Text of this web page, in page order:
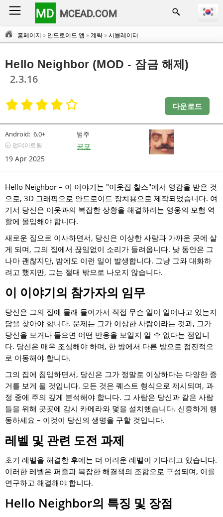
MD MCEAD.COM
홈페이지 » 안드로이드 앱 »계략»시뮬레이터
Hello Neighbor (MOD - 잠금 해제)
2.3.16
다운로드
Android: 6.0+
🕣 업데이트됨
19 Apr 2025
범주
공포
Hello Neighbor – 이 이야기는 "이웃집 찰스"에서 영감을 받은 것
으로, 3D 그래픽으로 안드로이드 장치용으로 제작되었습니다. 여
기서 당신은 이웃과의 복잡한 상황을 해결하려는 영웅의 모험 역
할에 몰입해야 합니다.
새로운 집으로 이사하면서, 당신은 이상한 사람과 가까운 곳에 살
게 되며, 그의 집에서 끊임없이 소리가 들려옵니다. 낮 동안은 그
나마 괜찮지만, 밤에도 이런 일이 발생합니다. 그냥 그와 대화하
려고 했지만, 그는 절대 밖으로 나오지 않습니다.
이 이야기의 참가자의 임무
당신은 그의 집에 몰래 들어가서 직접 무슨 일이 일어나고 있는지
답을 찾아야 합니다. 문제는 그가 이상한 사람이라는 것과, 그가
당신을 보거나 들으면 어떤 반응을 보일지 알 수 없다는 점입니
다. 당신은 매우 조심해야 하며, 한 방에서 다른 방으로 점진적으
로 이동해야 합니다.
그의 집에 침입하면서, 당신은 그가 정말로 이상하다는 다양한 증
거를 보게 될 것입니다. 모든 것은 퀘스트 형식으로 제시되며, 과
정 중에 주의 깊게 분석해야 합니다. 그 사람은 당신과 같은 사람
들을 위해 곳곳에 감시 카메라와 덫을 설치했습니다. 신중하게 행
동하세요 – 이것이 당신의 생명을 구할 것입니다.
레벨 및 관련 도전 과제
초기 레벨을 해결한 후에는 더 어려운 레벨이 기다리고 있습니다.
이러한 레벨은 퍼즐과 복잡한 해결책의 조합으로 구성되며, 이를
연구하고 해결해야 합니다.
Hello Neighbor의 특징 및 장점